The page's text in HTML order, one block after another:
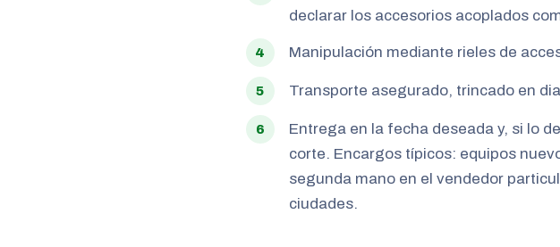
declarar los accesorios acoplados
Manipulación mediante rieles de
Transporte asegurado, trincado en
Entrega en la fecha deseada y, si lo
corte. Encargos típicos: equipos
segunda mano en el vendedor
ciudades.